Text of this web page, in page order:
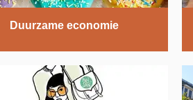
Duurzame economie